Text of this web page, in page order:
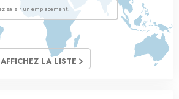
AFFICHEZ LA LISTE